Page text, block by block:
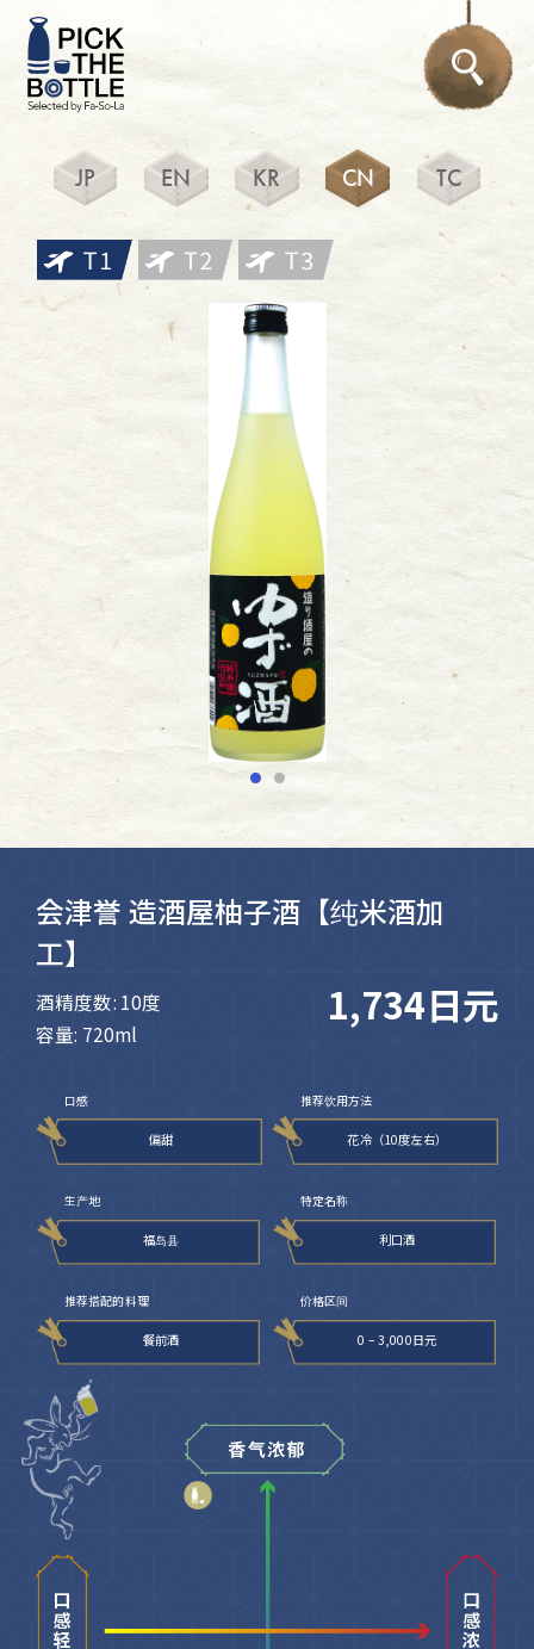
JP EN KR CN TC
会津誉 造酒屋柚子酒【纯米酒加
工】
酒精度数: 10度
容量: 720ml
1,734日元
口感
偏甜
推荐饮用方法
花冷（10度左右）
生产地
福岛县
特定名称
利口酒
推荐搭配的料理
餐前酒
价格区间
0 – 3,000日元